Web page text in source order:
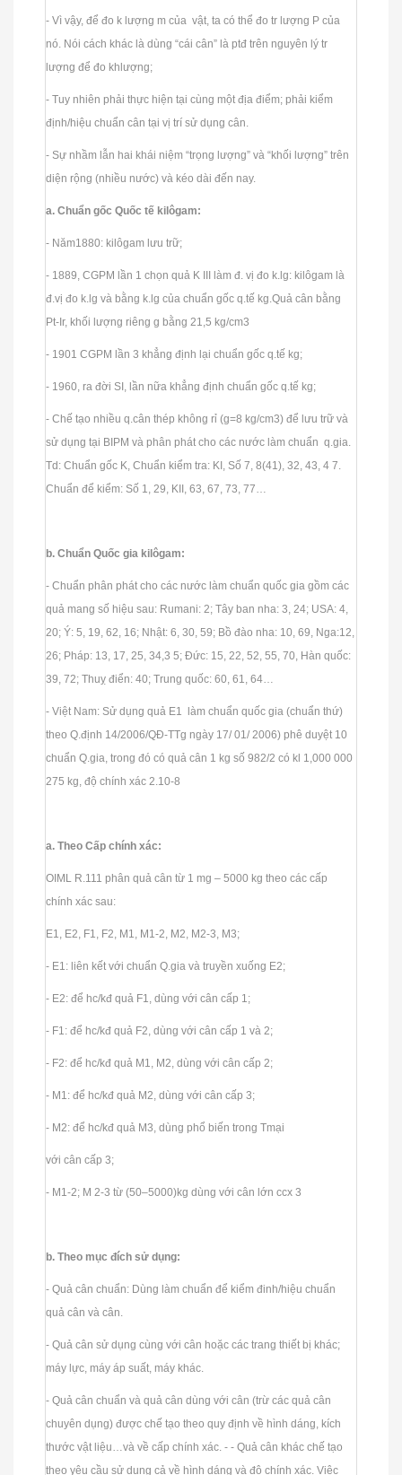
- Vì vậy, để đo k lượng m của vật, ta có thể đo tr lượng P của
nó. Nói cách khác là dùng “cái cân” là ptđ trên nguyên lý tr
lượng để đo khlượng;
- Tuy nhiên phải thực hiện tại cùng một địa điểm; phải kiểm
định/hiệu chuẩn cân tại vị trí sử dụng cân.
- Sự nhầm lẫn hai khái niệm “trọng lượng” và “khối lượng” trên
diện rộng (nhiều nước) và kéo dài đến nay.
a. Chuẩn gốc Quốc tế kilôgam:
- Năm1880: kilôgam lưu trữ;
- 1889, CGPM lần 1 chọn quả K III làm đ. vị đo k.lg: kilôgam là
đ.vị đo k.lg và bằng k.lg của chuẩn gốc q.tế kg.Quả cân bằng
Pt-Ir, khối lượng riêng g bằng 21,5 kg/cm3
- 1901 CGPM lần 3 khẳng định lại chuẩn gốc q.tế kg;
- 1960, ra đời SI, lần nữa khẳng định chuẩn gốc q.tế kg;
- Chế tạo nhiều q.cân thép không rỉ (g=8 kg/cm3) để lưu trữ và
sử dụng tại BIPM và phân phát cho các nước làm chuẩn q.gia.
Td: Chuẩn gốc K, Chuẩn kiểm tra: KI, Số 7, 8(41), 32, 43, 4 7.
Chuẩn để kiểm: Số 1, 29, KII, 63, 67, 73, 77…
b. Chuẩn Quốc gia kilôgam:
- Chuẩn phân phát cho các nước làm chuẩn quốc gia gồm các
quả mang số hiệu sau: Rumani: 2; Tây ban nha: 3, 24; USA: 4,
20; Ý: 5, 19, 62, 16; Nhật: 6, 30, 59; Bồ đào nha: 10, 69, Nga:12,
26; Pháp: 13, 17, 25, 34,3 5; Đức: 15, 22, 52, 55, 70, Hàn quốc:
39, 72; Thuỵ điển: 40; Trung quốc: 60, 61, 64…
- Việt Nam: Sử dụng quả E1 làm chuẩn quốc gia (chuẩn thứ)
theo Q.định 14/2006/QĐ-TTg ngày 17/ 01/ 2006) phê duyệt 10
chuẩn Q.gia, trong đó có quả cân 1 kg số 982/2 có kl 1,000 000
275 kg, độ chính xác 2.10-8
a. Theo Cấp chính xác:
OIML R.111 phân quả cân từ 1 mg – 5000 kg theo các cấp
chính xác sau:
E1, E2, F1, F2, M1, M1-2, M2, M2-3, M3;
- E1: liên kết với chuẩn Q.gia và truyền xuống E2;
- E2: để hc/kđ quả F1, dùng với cân cấp 1;
- F1: để hc/kđ quả F2, dùng với cân cấp 1 và 2;
- F2: để hc/kđ quả M1, M2, dùng với cân cấp 2;
- M1: để hc/kđ quả M2, dùng với cân cấp 3;
- M2: để hc/kđ quả M3, dùng phổ biến trong Tmại
với cân cấp 3;
- M1-2; M 2-3 từ (50–5000)kg dùng với cân lớn ccx 3
b. Theo mục đích sử dụng:
- Quả cân chuẩn: Dùng làm chuẩn để kiểm đinh/hiệu chuẩn
quả cân và cân.
- Quả cân sử dụng cùng với cân hoặc các trang thiết bị khác;
máy lực, máy áp suất, máy khác.
- Quả cân chuẩn và quả cân dùng với cân (trừ các quả cân
chuyên dụng) được chế tạo theo quy định về hình dáng, kích
thước vật liệu…và về cấp chính xác. - - Quả cân khác chế tạo
theo yêu cầu sử dụng cả về hình dáng và độ chính xác. Việc